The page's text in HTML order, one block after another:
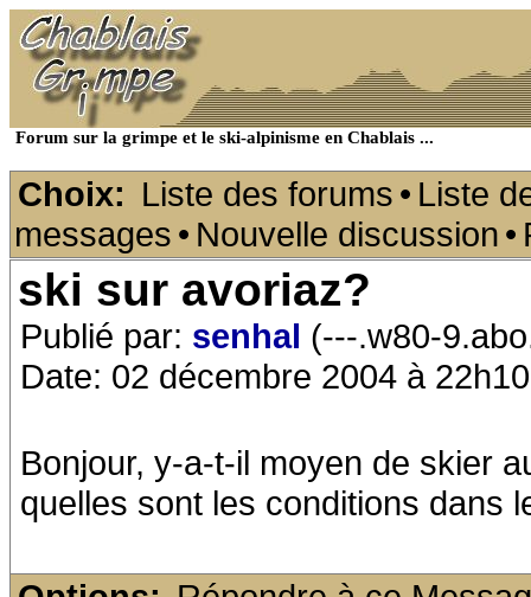
Forum sur la grimpe et le ski-alpinisme en Chablais ...
Choix: Liste des forums • Liste
messages • Nouvelle discussion •
ski sur avoriaz?
Publié par: senhal (---.w80-
Date: 02 décembre 2004 à 22h10
Bonjour, y-a-t-il moyen de skier
quelles sont les conditions dans